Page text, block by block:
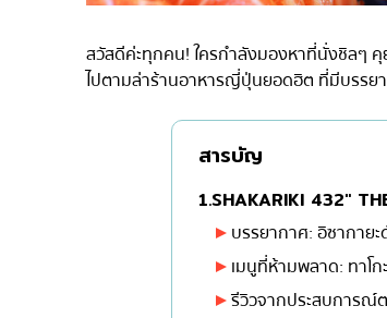
ปู
โอโคโ
ด้ง (ข้า
บุฟเฟต์
สเต็ก
ของทอ
หม้อไ
ของย่าง
สวัสดีค่ะทุกคน! ใครกำลังมองหาที่นั่งชิลๆ คุ
ไปตามล่าร้านอาหารญี่ปุ่นยอดฮิต ที่มีบรรยา
สารบัญ
1.SHAKARIKI 432″
บรรยากาศ: อิซากาย
เมนูที่ห้ามพลาด: ทาโก
รีวิวจากประสบการณ์